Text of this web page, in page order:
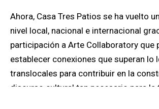
Ahora, Casa Tres Patios se ha vuelto una referencia a
nivel local, nacional e internacional
participación a Arte Collaboratory que
establecer conexiones que superan lo
translocales para contribuir en la
discurso cultural tan necesario para